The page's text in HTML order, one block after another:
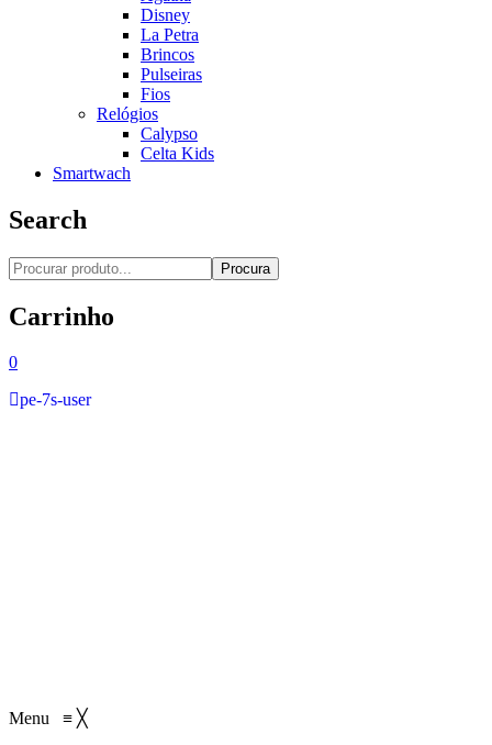
Disney
La Petra
Brincos
Pulseiras
Fios
Relógios
Calypso
Celta Kids
Smartwach
Search
Procura
Carrinho
0
pe-7s-user
Menu ≡ ╳